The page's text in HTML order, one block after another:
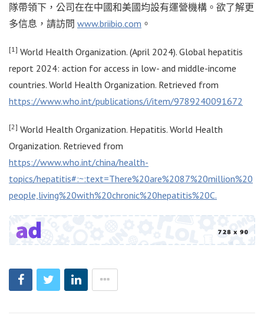
隊帶領下，公司在在中國和美國均設有運營機構。欲了解更
多信息，請訪問 www.briibio.com 。
[1] World Health Organization. (April 2024). Global hepatitis
report 2024: action for access in low- and middle-income
countries. World Health Organization. Retrieved from
https://www.who.int/publications/i/item/9789240091672
[2] World Health Organization. Hepatitis. World Health
Organization. Retrieved from
https://www.who.int/china/health-
topics/hepatitis#:~:text=There%20are%2087%20million%20
people,living%20with%20chronic%20hepatitis%20C.